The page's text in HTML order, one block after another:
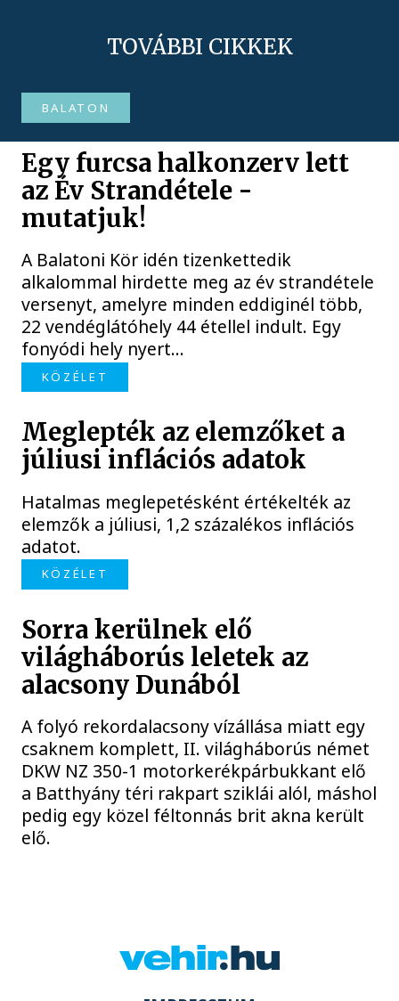
TOVÁBBI CIKKEK
BALATON
Egy furcsa halkonzerv lett
az Év Strandétele -
mutatjuk!
A Balatoni Kör idén tizenkettedik
alkalommal hirdette meg az év strandétele
versenyt, amelyre minden eddiginél több,
22 vendéglátóhely 44 étellel indult. Egy
fonyódi hely nyert...
KÖZÉLET
Meglepték az elemzőket a
júliusi inflációs adatok
Hatalmas meglepetésként értékelték az
elemzők a júliusi, 1,2 százalékos inflációs
adatot.
KÖZÉLET
Sorra kerülnek elő
világháborús leletek az
alacsony Dunából
A folyó rekordalacsony vízállása miatt egy
csaknem komplett, II. világháborús német
DKW NZ 350-1 motorkerékpárbukkant elő
a Batthyány téri rakpart sziklái alól, máshol
pedig egy közel féltonnás brit akna került
elő.